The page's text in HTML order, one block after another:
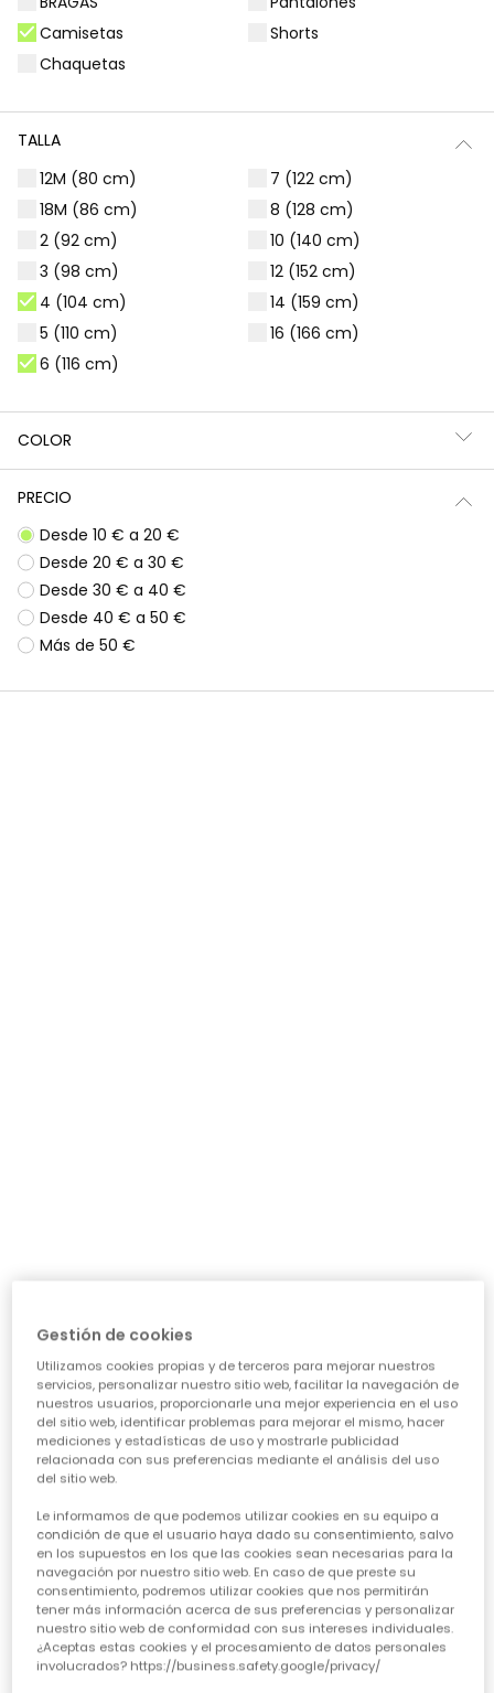
Filtros 25 productos
Camiseta punto canalé niña gris cuello alto
Camiseta punto niña blanca estampado Thunder Power
15,95 €
15,95 €
Camiseta punto niña crudo listada con parches
15,95 €
Camiseta punto niña blanca estampado muñeca y zorro
15,95 €
Camisetas
Chaquetas
Shorts
TALLA
12M (80 cm)
18M (86 cm)
2 (92 cm)
3 (98 cm)
4 (104 cm)
5 (110 cm)
6 (116 cm)
7 (122 cm)
8 (128 cm)
10 (140 cm)
12 (152 cm)
14 (159 cm)
16 (166 cm)
COLOR
PRECIO
Desde 10 € a 20 €
Desde 20 € a 30 €
Desde 30 € a 40 €
Desde 40 € a 50 €
Más de 50 €
Gestión de cookies
Utilizamos cookies propias y de terceros para mejorar nuestros
servicios, personalizar nuestro sitio web, facilitar la navegación de
nuestros usuarios, proporcionarle una mejor experiencia en el uso
del sitio web, identificar problemas para mejorar el mismo, hacer
mediciones y estadísticas de uso y mostrarle publicidad
relacionada con sus preferencias mediante el análisis del uso
del sitio web.
Le informamos de que podemos utilizar cookies en su equipo a
condición de que el usuario haya dado su consentimiento, salvo
en los supuestos en los que las cookies sean necesarias para la
navegación por nuestro sitio web. En caso de que preste su
consentimiento, podremos utilizar cookies que nos permitirán
tener más información acerca de sus preferencias y personalizar
nuestro sitio web de conformidad con sus intereses individuales.
¿Aceptas estas cookies y el procesamiento de datos personales
involucrados? https://business.safety.google/privacy/